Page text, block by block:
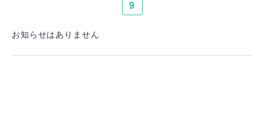
9
お知らせはありません